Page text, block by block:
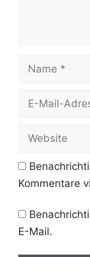
Name
Website
Kommentare
E-Mail.